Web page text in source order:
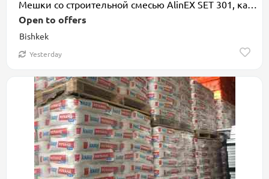
Bishkek
Open to offers
Yesterday